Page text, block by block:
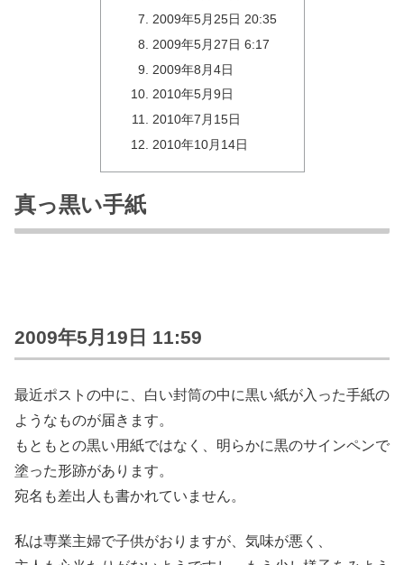
2009年5月25日 20:35
2009年5月27日 6:17
2009年8月4日
2010年5月9日
2010年7月15日
2010年10月14日
真っ黒い手紙
2009年5月19日 11:59
最近ポストの中に、白い封筒の中に黒い紙が入った手紙の
ようなものが届きます。
もともとの黒い用紙ではなく、明らかに黒のサインペンで
塗った形跡があります。
宛名も差出人も書かれていません。
私は専業主婦で子供がおりますが、気味が悪く、